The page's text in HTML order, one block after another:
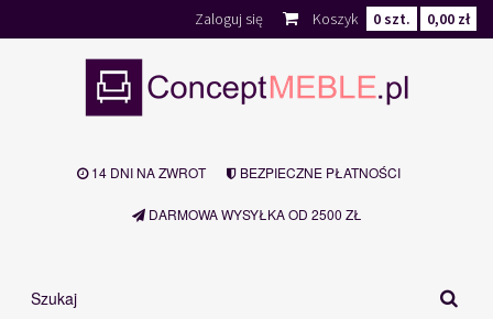
Koszyk 0szt. 0,00 zł
Zaloguj się
14 DNI NA ZWROT BEZPIECZNE PŁATNOŚCI
DARMOWA WYSYŁKA OD 2500 ZŁ